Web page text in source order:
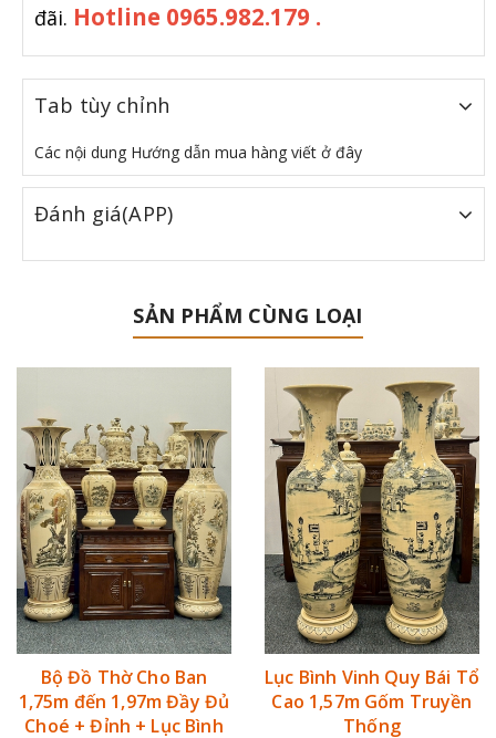
đãi. Hotline 0965.982.179 .
Tab tùy chỉnh
Các nội dung Hướng dẫn mua hàng viết ở đây
Đánh giá(APP)
SẢN PHẨM CÙNG LOẠI
Bộ Đồ Thờ Cho Ban
1,75m đến 1,97m Đầy Đủ
Choé + Đỉnh + Lục Bình
Lục Bình Vinh Quy Bái Tổ
Cao 1,57m Gốm Truyền
Thống